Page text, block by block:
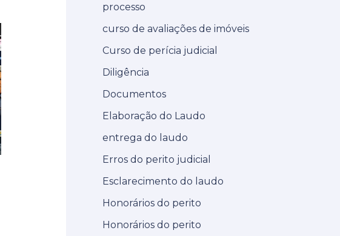
processo
curso de avaliações de imóveis
Curso de perícia judicial
Diligência
Documentos
Elaboração do Laudo
entrega do laudo
Erros do perito judicial
Esclarecimento do laudo
Honorários do perito
Honorários do perito